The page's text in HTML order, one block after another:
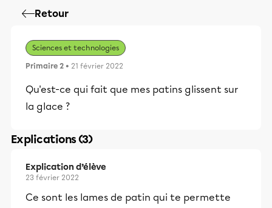
Retour
Sciences et technologies
Primaire 2 • 21 février 2022
Qu'est-ce qui fait que mes patins glissent sur
la glace ?
Explications (3)
Explication d’élève
23 février 2022
Ce sont les lames de patin qui te permette